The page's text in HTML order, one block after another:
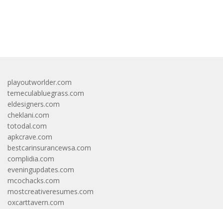
playoutworlder.com
temeculabluegrass.com
eldesigners.com
cheklani.com
totodal.com
apkcrave.com
bestcarinsurancewsa.com
complidia.com
eveningupdates.com
mcochacks.com
mostcreativeresumes.com
oxcarttavern.com